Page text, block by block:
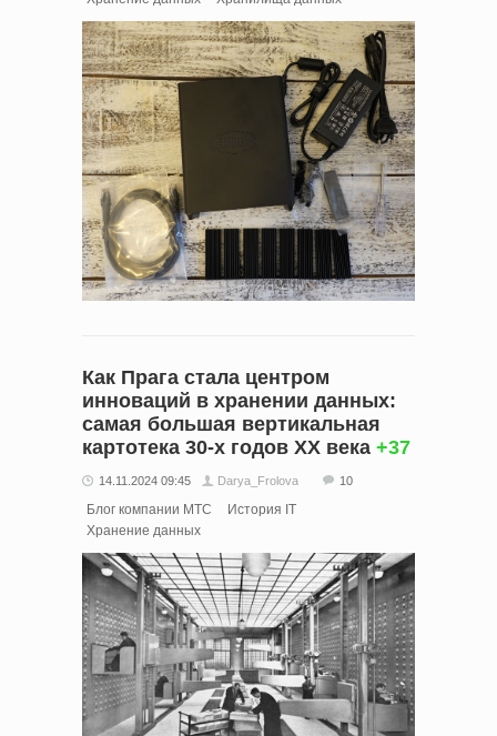
Как Прага стала центром
инноваций в хранении данных:
самая большая вертикальная
картотека 30-х годов XX века +37
14.11.2024 09:45 Darya_Frolova 10
Блог компании МТС
История IT
Хранение данных